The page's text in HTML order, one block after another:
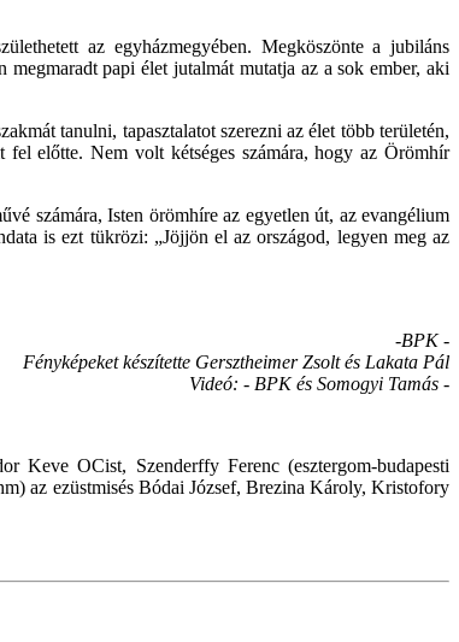
az egyházmegyében. Megköszönte a jubiláns
papi élet jutalmát mutatja az a sok ember, aki
tanulni, tapasztalatot szerezni az élet több területén,
fel előtte. Nem volt kétséges számára, hogy az Örömhír
számára, Isten örömhíre az egyetlen út, az evangélium
is ezt tükrözi: „Jöjjön el az országod, legyen meg az
-BPK -
Fényképeket készítette Gersztheimer Zsolt és Lakata Pál
Videó: - BPK és Somogyi Tamás -
Keve OCist, Szenderffy Ferenc (esztergom-budapesti
az ezüstmisés Bódai József, Brezina Károly, Kristofory